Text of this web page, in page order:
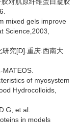
mixed gels improve
Science,2003,
究[D].重庆:西南大
of myosystem
Hydrocolloids,
G, et al.
in models